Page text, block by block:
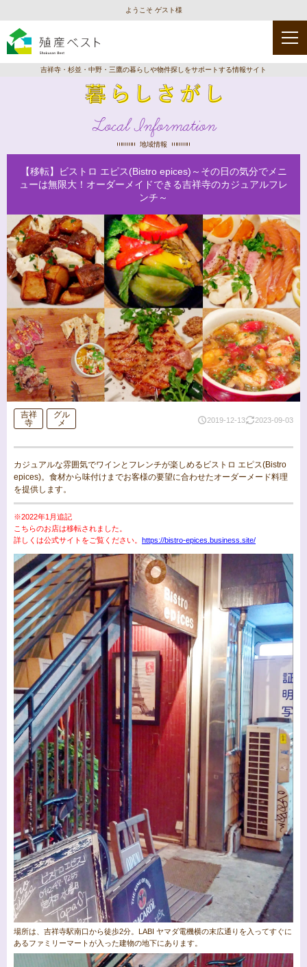
ようこそ ゲスト様
吉祥寺・杉並・中野・三鷹の暮らしや物件探しをサポートする情報サイト
Local Information
地域情報
【移転】ビストロ エピス(Bistro epices)～その日の気分でメニ
ューは無限大！オーダーメイドできる吉祥寺のカジュアルフレ
ンチ～
吉祥
寺
グル
メ
2019-12-13 2023-09-03
カジュアルな雰囲気でワインとフレンチが楽しめるビストロ エピス(Bistro
epices)。食材から味付けまでお客様の要望に合わせたオーダーメード料理
を提供します。
※2022年1月追記
こちらのお店は移転されました。
詳しくは公式サイトをご覧ください。 https://bistro-epices.business.site/
場所は、吉祥寺駅南口から徒歩2分。LABI ヤマダ電機横の末広通りを入ってすぐに
あるファミリーマートが入った建物の地下にあります。